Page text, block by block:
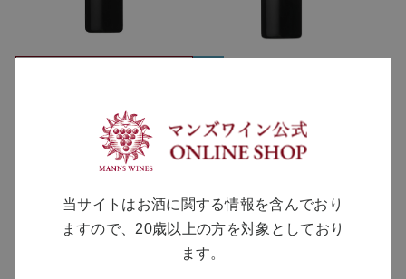
ソラリス 東山 メルロー 2021 ￥11,000
当サイトはお酒に関する情報を含んでおり
ますので、20歳以上の方を対象としており
ます。